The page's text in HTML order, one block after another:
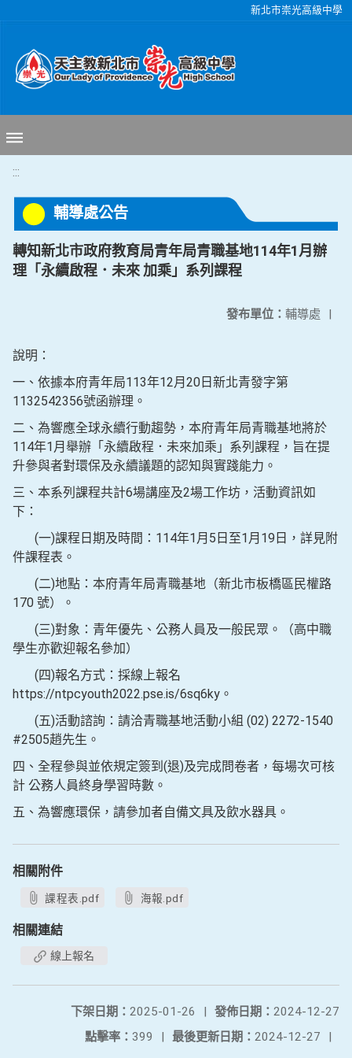
新北市崇光高級中學
:::
輔導處公告
轉知新北市政府教育局青年局青職基地114年1月辦
理「永續啟程．未來 加乘」系列課程
發布單位： 輔導處 |
說明：
一、依據本府青年局113年12月20日新北青發字第
1132542356號函辦理。
二、為響應全球永續行動趨勢，本府青年局青職基地將於
114年1月舉辦「永續啟程．未來加乘」系列課程，旨在提
升參與者對環保及永續議題的認知與實踐能力。
三、本系列課程共計6場講座及2場工作坊，活動資訊如
下：
(一)課程日期及時間：114年1月5日至1月19日，詳見附
件課程表。
(二)地點：本府青年局青職基地（新北市板橋區民權路
170 號）。
(三)對象：青年優先、公務人員及一般民眾。（高中職
學生亦歡迎報名參加）
(四)報名方式：採線上報名
https://ntpcyouth2022.pse.is/6sq6ky。
(五)活動諮詢：請洽青職基地活動小組 (02) 2272-1540
#2505趙先生。
四、全程參與並依規定簽到(退)及完成問卷者，每場次可核
計 公務人員終身學習時數。
五、為響應環保，請參加者自備文具及飲水器具。
相關附件
課程表.pdf 海報.pdf
相關連結
線上報名
發佈日期： 2024-12-27
下架日期： 2025-01-26
|
最後更新日期： 2024-12-27 |
點擊率： 399 |